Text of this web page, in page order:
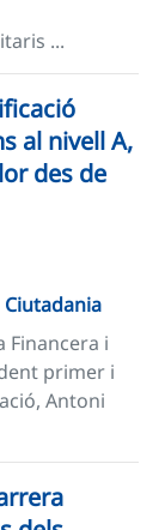
...
al nivell A,
des de
Ciutadania
Financera i
primer i
Antoni